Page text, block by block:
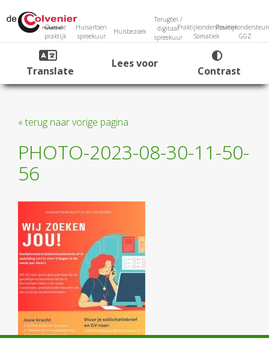
Over de
praktijk
Huisartsen
spreekuur
Huisbezoek
Terugbel /
digitaal
spreekuur
Praktijkondersteuner
Somatiek
GGZ
Translate
Lees voor
Contrast
« terug naar vorige pagina
PHOTO-2023-08-30-11-50-
56